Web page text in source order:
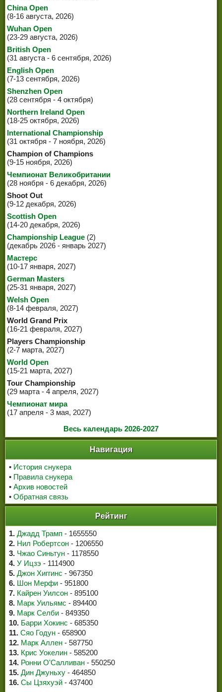
China Open
(8-16 августа, 2026)
Wuhan Open
(23-29 августа, 2026)
British Open
(31 августа - 6 сентября, 2026)
English Open
(7-13 сентября, 2026)
Shenzhen Open
(28 сентября - 4 октября)
Northern Ireland Open
(18-25 октября, 2026)
International Championship
(31 октября - 7 ноября, 2026)
Champion of Champions
(9-15 ноября, 2026)
Чемпионат Великобритании
(28 ноября - 6 декабря, 2026)
Shoot Out
(9-12 декабря, 2026)
Scottish Open
(14-20 декабря, 2026)
Championship League (2)
(декабрь 2026 - январь 2027)
Мастерс
(10-17 января, 2027)
German Masters
(25-31 января, 2027)
Welsh Open
(8-14 февраля, 2027)
World Grand Prix
(16-21 февраля, 2027)
Players Championship
(2-7 марта, 2027)
World Open
(15-21 марта, 2027)
Tour Championship
(29 марта - 4 апреля, 2027)
Чемпионат мира
(17 апреля - 3 мая, 2027)
Весь календарь 2026-2027
Навигация
• История снукера
• Правила снукера
• Архив новостей
• Обратная связь
Рейтинг
1. Джадд Трамп - 1655550
2. Нил Робертсон - 1206550
3. Чжао Синьтун - 1178550
4. У Ицзэ - 1114900
5. Джон Хиггинс - 967350
6. Шон Мерфи - 951800
7. Кайрен Уилсон - 895100
8. Марк Уильямс - 894400
9. Марк Селби - 849350
10. Барри Хокинс - 685350
11. Сяо Годун - 658900
12. Марк Аллен - 587750
13. Крис Уокелин - 585200
14. Ронни О'Салливан - 550250
15. Дин Джуньху - 464850
16. Сы Цзяхуэй - 437400